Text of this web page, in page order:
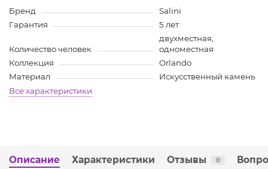
Бренд
Salini
Гарантия
5 лет
Количество человек
двухместная,
одноместная
Коллекция
Orlando
Материал
Искусственный камень
Все характеристики
Описание Характеристики Отзывы 0